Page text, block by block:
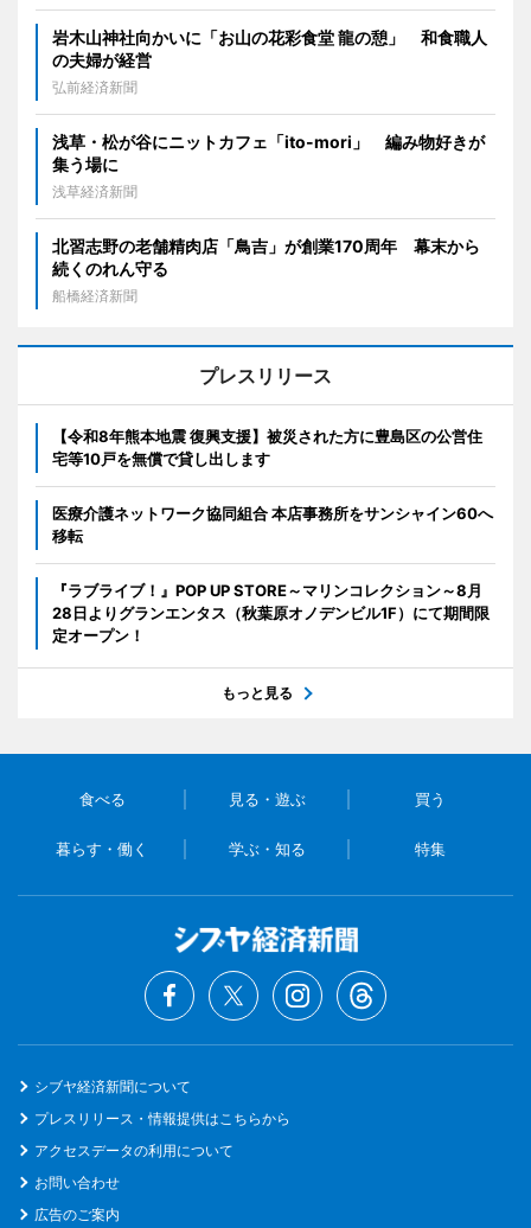
岩木山神社向かいに「お山の花彩食堂 龍の憩」 和食職人
の夫婦が経営
弘前経済新聞
浅草・松が谷にニットカフェ「ito-mori」 編み物好きが
集う場に
浅草経済新聞
北習志野の老舗精肉店「鳥吉」が創業170周年 幕末から
続くのれん守る
船橋経済新聞
プレスリリース
【令和8年熊本地震 復興支援】被災された方に豊島区の公営住
宅等10戸を無償で貸し出します
医療介護ネットワーク協同組合 本店事務所をサンシャイン60へ
移転
『ラブライブ！』POP UP STORE～マリンコレクション～8月
28日よりグランエンタス（秋葉原オノデンビル1F）にて期間限
定オープン！
もっと見る
食べる 見る・遊ぶ 買う
暮らす・働く 学ぶ・知る 特集
シブヤ経済新聞について
プレスリリース・情報提供はこちらから
アクセスデータの利用について
お問い合わせ
広告のご案内